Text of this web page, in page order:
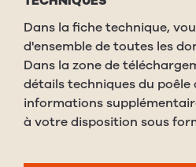
Dans la fiche technique,
d'ensemble de toutes les
Dans la zone de
détails techniques du poêle
informations
à votre disposition sous